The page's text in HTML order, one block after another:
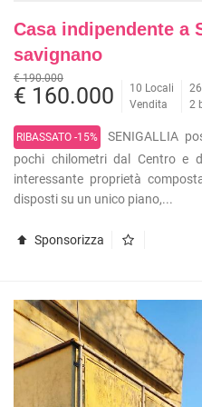
Casa indipendente a
savignano
€ 190.000
€ 160.000
10 Locali
Vendita
2
RIBASSATO -15%
SENIGALLIA
pochi chilometri dal Centro e
interessante proprietà
disposti su un unico piano,...
Sponsorizza